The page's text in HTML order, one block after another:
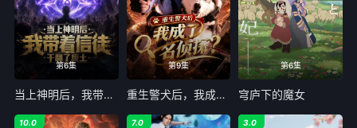
第6集
当上神明后，我带着信徒干翻了废土
第9集
重生警犬后，我成了名侦探？
第6集
穹庐下的魔女
10.0 7.0 3.0